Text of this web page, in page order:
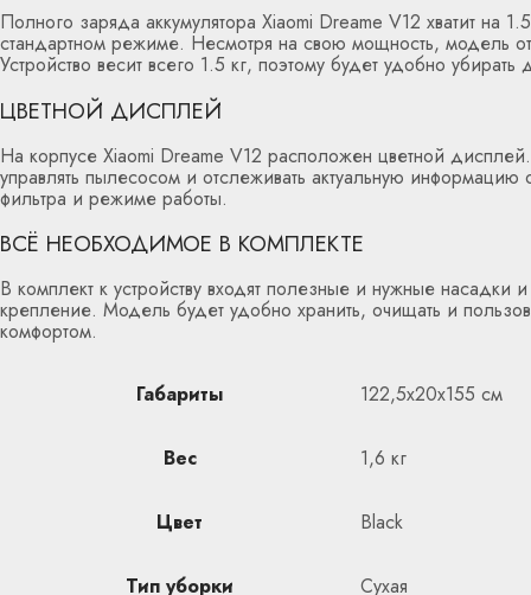
Полного заряда аккумулятора Xiaomi Dreame V12 хватит на
стандартном режиме. Несмотря на свою мощность, модель
Устройство весит всего 1.5 кг, поэтому будет удобно
ЦВЕТНОЙ ДИСПЛЕЙ
На корпусе Xiaomi Dreame V12 расположен цветной
управлять пылесосом и отслеживать актуальную
фильтра и режиме работы.
ВСЁ НЕОБХОДИМОЕ В КОМПЛЕКТЕ
В комплект к устройству входят полезные и нужные насадки
крепление. Модель будет удобно хранить, очищать и
комфортом.
Габариты 122,5х20х155 см
Вес 1,6 кг
Цвет Black
Тип уборки Сухая